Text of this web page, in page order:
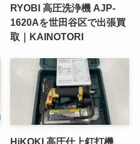
RYOBI 高圧洗浄機 AJP-
1620Aを世田谷区で出張買
取｜KAINOTORI
HiKOKI 高圧仕上釘打機